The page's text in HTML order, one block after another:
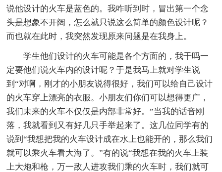
说他设计的火车是蓝色的。我咋听到时，冒出第一个念
头是想象不开阔，怎么就只说这么简单的颜色设计呢？
而也就在此时，我突然发现原来问题是在我身上。
学生他们设计的火车可能是各个方面的，我干吗一
定要他们说火车内的设计呢？于是我马上就对学生说
到“对啊，刚才的小朋友说得很好，我们可以给自己设计
的火车穿上漂亮的衣服。小朋友们你们可以想得更广，
我们未来的火车不仅仅是内部非常好。”当我的话音刚
落，我就看到又有好几只手举起来了。这几位同学有的
说到“我想把我的火车设计成在水上也能开的，那么我们
就可以乘火车看大海了。”有的说“我想在我的火车上装
上大炮和枪，万一敌人进攻我们乘的火车时，我们就可